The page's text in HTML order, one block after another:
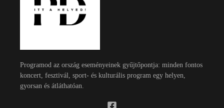
Programod az ország eseményeinek gyűjtőpontja: minden fontos
koncert, fesztivál, sport- és kulturális program egy helyen,
gyorsan és átláthatóan.